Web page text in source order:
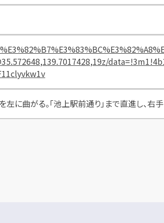
に曲がる。「池上駅前通り」まで直進し、右